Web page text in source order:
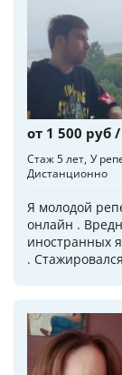
от 1 500 руб
Стаж 5 лет У
Дистанционно
Я молодой
онлайн .
иностранных
.